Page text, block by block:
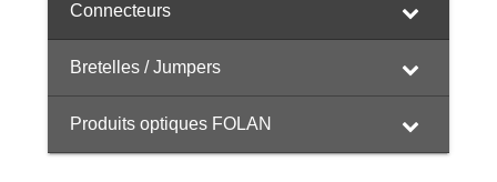
Connecteurs
Bretelles / Jumpers
Produits optiques FOLAN